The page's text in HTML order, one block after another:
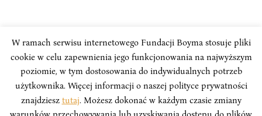
W ramach serwisu internetowego Fundacji Boyma stosuje pliki
cookie w celu zapewnienia jego funkcjonowania na najwyższym
poziomie, w tym dostosowania do indywidualnych potrzeb
użytkownika. Więcej informacji o naszej polityce prywatności
znajdziesz tutaj. Możesz dokonać w każdym czasie zmiany